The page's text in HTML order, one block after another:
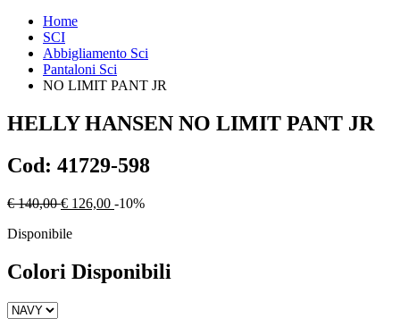
Home
SCI
Abbigliamento Sci
Pantaloni Sci
NO LIMIT PANT JR
HELLY HANSEN NO LIMIT PANT JR
Cod: 41729-598
€ 140,00 € 126,00 -10%
Disponibile
Colori Disponibili